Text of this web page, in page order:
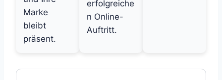
Marke
bleibt
präsent.
erfolgreiche
n Online-
Auftritt.